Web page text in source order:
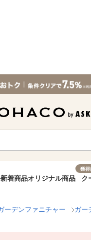
新着商品オリジナル商品
獲得
ク
ーデンファニチャー
ガー